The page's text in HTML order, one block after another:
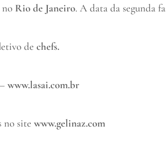
no Rio de Janeiro. A data da segunda
dechefs.
–www.lasai.com.br
no sitewww.gelinaz.com